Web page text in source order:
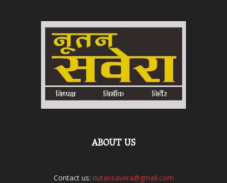
ABOUT US
Contact us: nutansavera@gmail.com